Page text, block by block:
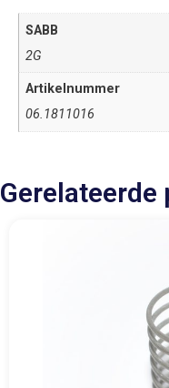
SABB
2G
Artikelnummer
06.1811016
Gerelateerde